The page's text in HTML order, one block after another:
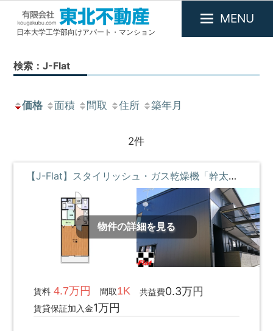
有
会
東
産
日本大学工学部向けアパート・マンション
MENU
検索：J-Flat
価格 面積 間取 住所 築年月
2件
【J-Flat】スタイリッシュ・ガス乾燥機「幹太くん」付・高速ギガWi-Fiサービス **即入居募集中**
物件の詳細を見る
賃料4.7万円 間取1K 共益費0.3万円
賃貸保証加入金1万円